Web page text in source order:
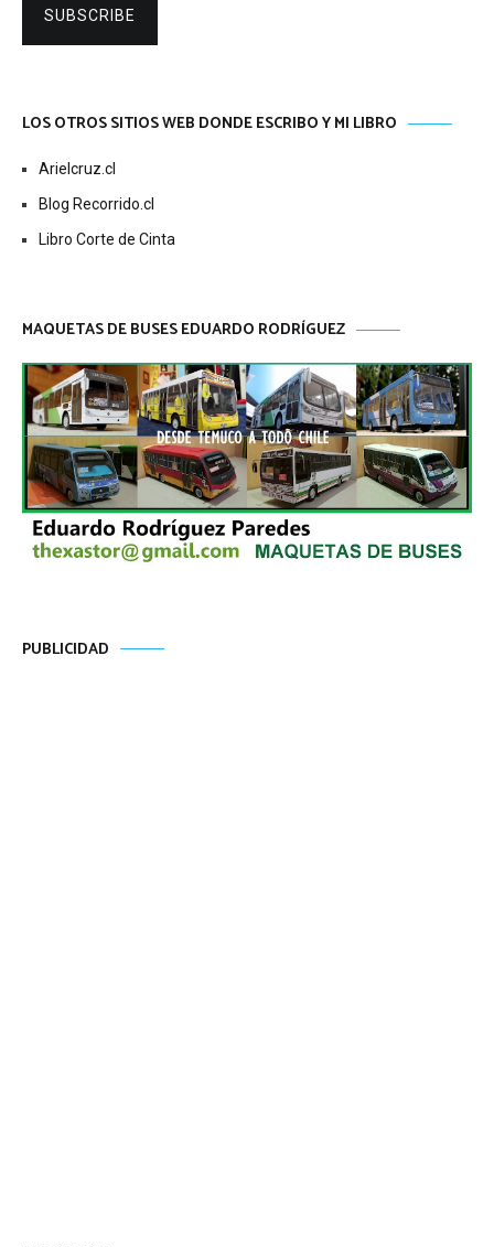
SUBSCRIBE
LOS OTROS SITIOS WEB DONDE ESCRIBO Y MI LIBRO
Arielcruz.cl
Blog Recorrido.cl
Libro Corte de Cinta
MAQUETAS DE BUSES EDUARDO RODRÍGUEZ
PUBLICIDAD